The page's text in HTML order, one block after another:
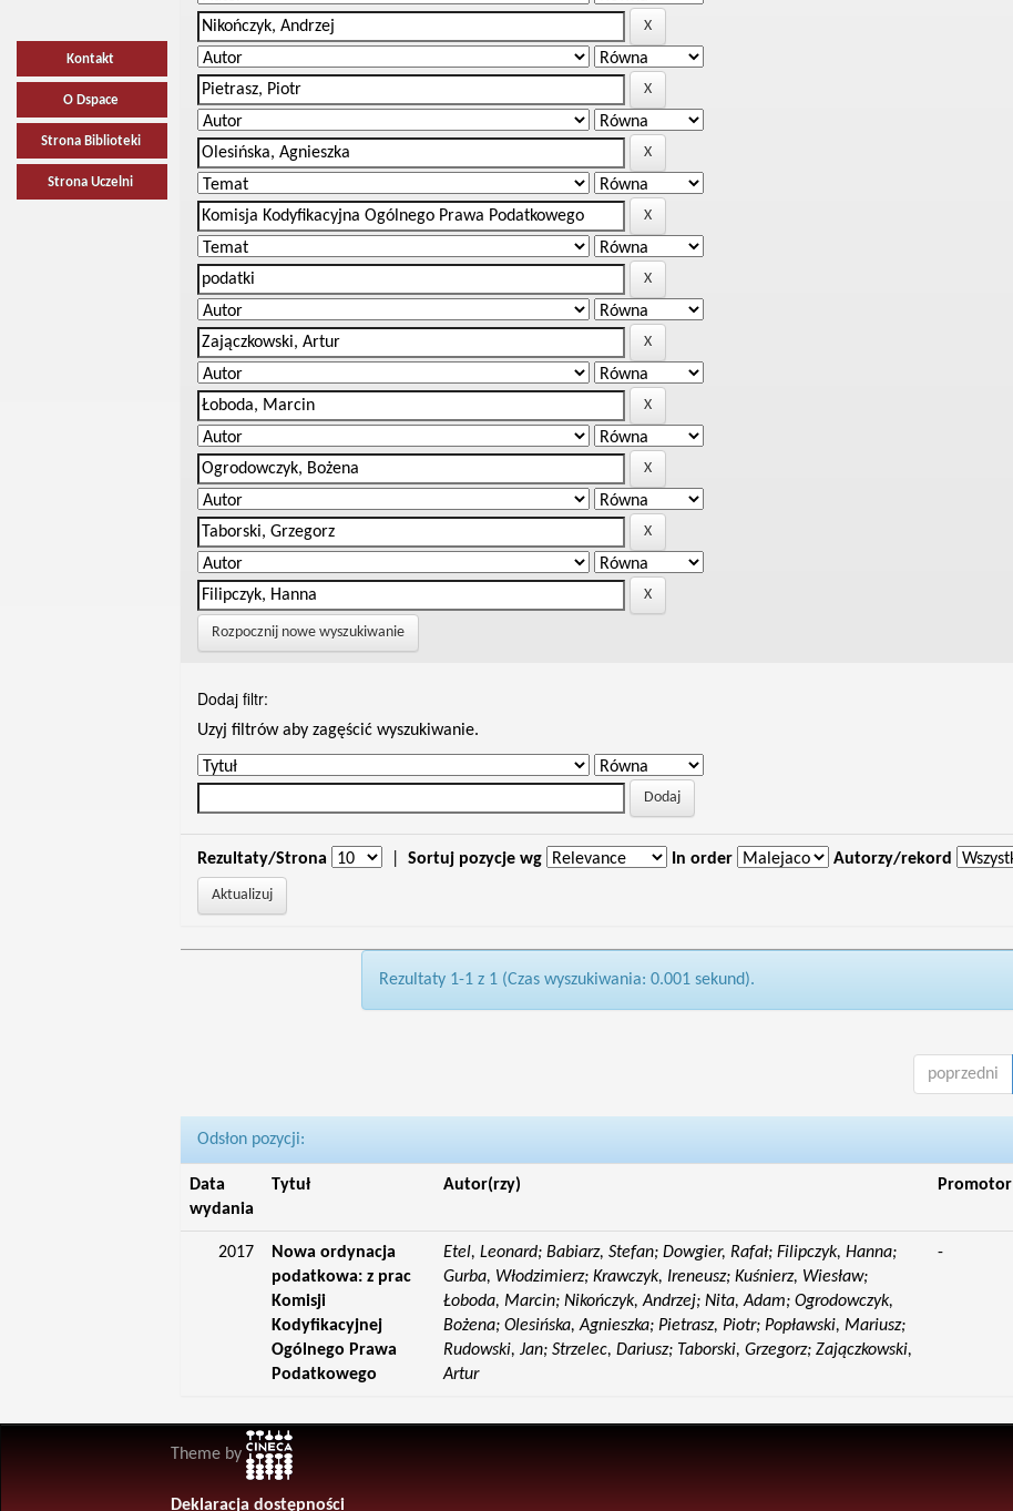
Kontakt
O Dspace
Strona Biblioteki
Strona Uczelni
Rozpocznij nowe wyszukiwanie
Dodaj filtr:
Uzyj filtrów aby zagęścić wyszukiwanie.
Rezultaty/Strona Sortuj pozycje wg In order Autorzy/rekord
Rezultaty 1-1 z 1 (Czas wyszukiwania: 0.001 sekund).
poprzedni
Odsłon pozycji:
Data
wydania
Tytuł Autor(rzy) Promotor
2017
Nowa ordynacja
podatkowa: z prac
Komisji
Kodyfikacyjnej
Ogólnego Prawa
Podatkowego
Etel, Leonard; Babiarz, Stefan; Dowgier, Rafał; Filipczyk, Hanna;
Gurba, Włodzimierz; Krawczyk, Ireneusz; Kuśnierz, Wiesław;
Łoboda, Marcin; Nikończyk, Andrzej; Nita, Adam; Ogrodowczyk,
Bożena; Olesińska, Agnieszka; Pietrasz, Piotr; Popławski, Mariusz;
Rudowski, Jan; Strzelec, Dariusz; Taborski, Grzegorz; Zajączkowski,
Artur
-
Theme by
Deklaracja dostępności